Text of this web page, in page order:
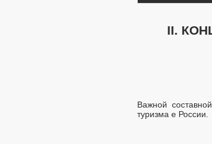
II.
Важной
туризма е России.